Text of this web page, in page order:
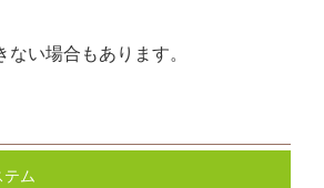
い場合もあります。
テム